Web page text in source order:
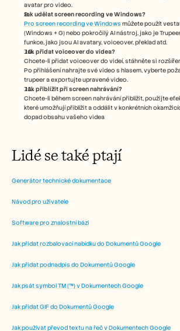
avatar pro video.
Jak udělat screen recording ve Windows?
Pro screen recording ve Windows můžete použít
(Windows + G) nebo pokročilý AI nástroj, jako je
funkce, jako jsou AI avatary, voiceover, překlad atd.
Jak přidat voiceover do videa?
Chcete-li přidat voiceover do videí, stáhněte si
Po přihlášení nahrajte své video s hlasem, vyberte
trupeer a exportujte upravené video.
Jak přiblížit při screen nahrávání?
Chcete-li během screen nahrávání přiblížit, použijte
které umožňují přiblížit a oddálit v konkrétních
dopad obsahu vašeho videa
Lidé se také ptají
Generátor technické dokumentace
Návod pro uživatele
Software pro znalostní bázi
Jak přidat rozbalovací nabídku do Dokumentů Google
Jak přidat podnadpis do Dokumentů Google
Jak psát symbol TM (™) v Dokumentech Google
Jak přidat GIF do Dokumentů Google
Jak používat převod textu na řeč v Dokumentech Google